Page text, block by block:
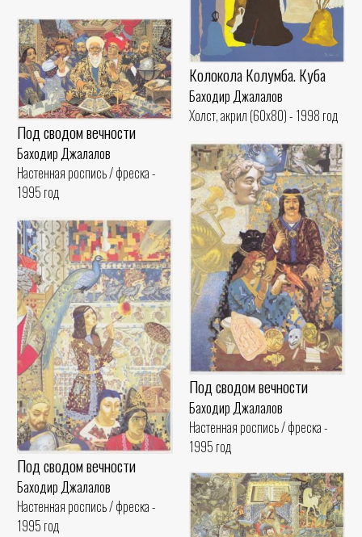
Колокола Колумба. Куба
Баходир Джалалов
Холст, акрил (60x80) - 1998 год
Под сводом вечности
Баходир Джалалов
Настенная роспись / фреска -
1995 год
Под сводом вечности
Баходир Джалалов
Настенная роспись / фреска -
1995 год
Под сводом вечности
Баходир Джалалов
Настенная роспись / фреска -
1995 год